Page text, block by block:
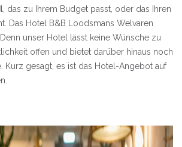
, das zu Ihrem Budget passt, oder das Ihren
Das Hotel B&B Loodsmans Welvaren
unser Hotel lässt keine Wünsche zu
offen und bietet darüber hinaus noch
Kurz gesagt, es ist das Hotel-Angebot auf